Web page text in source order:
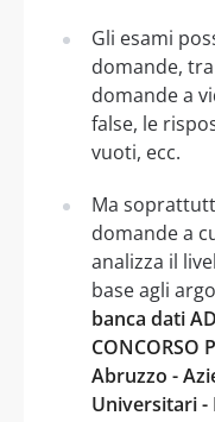
Gli esami
domande,
domande a
false, le
vuoti, ecc.
Ma
domande a
analizza il
base agli
banca dati
CONCORSO
Abruzzo -
Universitari -